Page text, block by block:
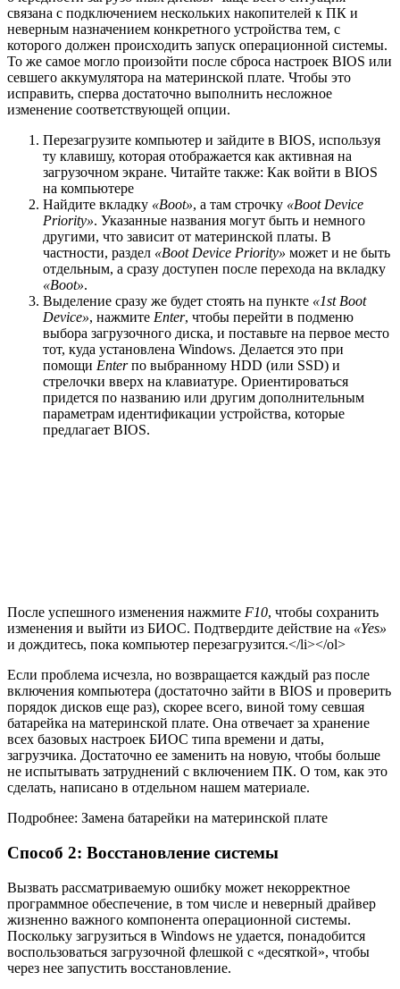
связана с подключением нескольких накопителей к ПК и
неверным назначением конкретного устройства тем, с
которого должен происходить запуск операционной системы.
То же самое могло произойти после сброса настроек BIOS или
севшего аккумулятора на материнской плате. Чтобы это
исправить, сперва достаточно выполнить несложное
изменение соответствующей опции.
Перезагрузите компьютер и зайдите в BIOS, используя
ту клавишу, которая отображается как активная на
загрузочном экране. Читайте также: Как войти в BIOS
на компьютере
Найдите вкладку «Boot», а там строчку «Boot Device
Priority». Указанные названия могут быть и немного
другими, что зависит от материнской платы. В
частности, раздел «Boot Device Priority» может и не быть
отдельным, а сразу доступен после перехода на вкладку
«Boot».
Выделение сразу же будет стоять на пункте «1st Boot
Device», нажмите Enter, чтобы перейти в подменю
выбора загрузочного диска, и поставьте на первое место
тот, куда установлена Windows. Делается это при
помощи Enterпо выбранному HDD (или SSD) и
стрелочки вверх на клавиатуре. Ориентироваться
придется по названию или другим дополнительным
параметрам идентификации устройства, которые
предлагает BIOS.
После успешного изменения нажмите F10, чтобы сохранить
изменения и выйти из БИОС. Подтвердите действие на «Yes»
и дождитесь, пока компьютер перезагрузится.</li></ol>
Если проблема исчезла, но возвращается каждый раз после
включения компьютера (достаточно зайти в BIOS и проверить
порядок дисков еще раз), скорее всего, виной тому севшая
батарейка на материнской плате. Она отвечает за хранение
всех базовых настроек БИОС типа времени и даты,
загрузчика. Достаточно ее заменить на новую, чтобы больше
не испытывать затруднений с включением ПК. О том, как это
сделать, написано в отдельном нашем материале.
Подробнее: Замена батарейки на материнской плате
Способ 2: Восстановление системы
Вызвать рассматриваемую ошибку может некорректное
программное обеспечение, в том числе и неверный драйвер
жизненно важного компонента операционной системы.
Поскольку загрузиться в Windows не удается, понадобится
воспользоваться загрузочной флешкой с «десяткой», чтобы
через нее запустить восстановление.